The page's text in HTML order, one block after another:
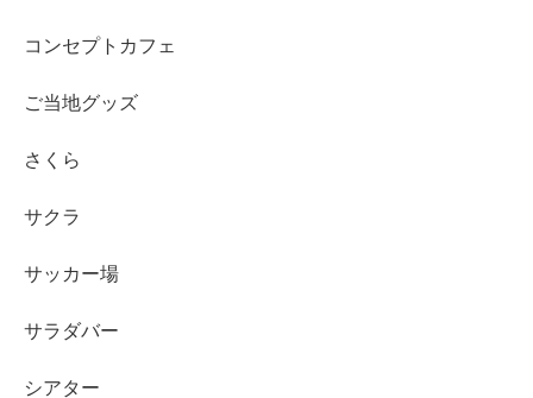
コンセプトカフェ
ご当地グッズ
さくら
サクラ
サッカー場
サラダバー
シアター